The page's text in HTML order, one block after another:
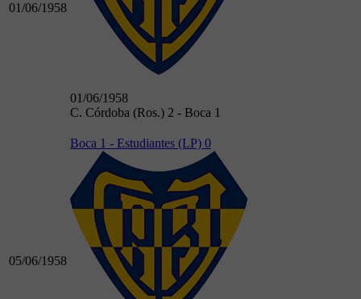
01/06/1958
01/06/1958
C. Córdoba (Ros.) 2 - Boca 1
05/06/1958
Boca 1 - Estudiantes (LP) 0